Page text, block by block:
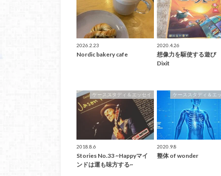
2026.2.23
Nordic bakery cafe
2020.4.26
想像力を駆使する遊
Dixit
ケーススタディ＆エッセイ
2018.8.6
Stories No.33 ~Happyマイ
ンドは運も味方する~
ケーススタディ＆エ
2020.9.8
整体 of wonder